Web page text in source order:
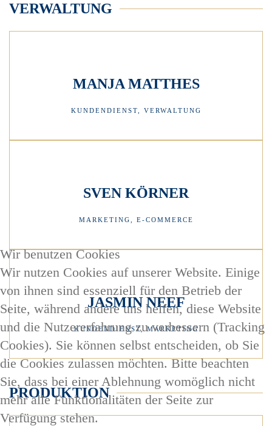
VERWALTUNG
MANJA MATTHES
KUNDENDIENST, VERWALTUNG
SVEN KÖRNER
MARKETING, E-COMMERCE
JASMIN NEEF
KUNDENDIENST, MARKETING
PRODUKTION
Wir benutzen Cookies
Wir nutzen Cookies auf unserer Website. Einige
von ihnen sind essenziell für den Betrieb der
Seite, während andere uns helfen, diese Website
und die Nutzererfahrung zu verbessern (Tracking
Cookies). Sie können selbst entscheiden, ob Sie
die Cookies zulassen möchten. Bitte beachten
Sie, dass bei einer Ablehnung womöglich nicht
mehr alle Funktionalitäten der Seite zur
Verfügung stehen.